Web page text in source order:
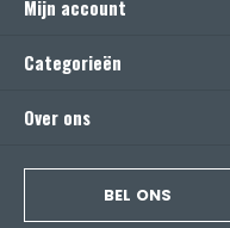
Mijn account
Categorieën
Over ons
BEL ONS